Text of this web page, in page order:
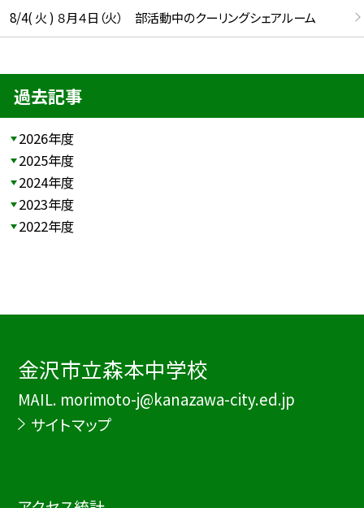
8/4( 火 ) ８月４日（火） 部活動中のクーリングシェアルーム
過去記事
2026年度
2025年度
2024年度
2023年度
2022年度
金沢市立森本中学校
MAIL. morimoto-j@kanazawa-city.ed.jp
サイトマップ